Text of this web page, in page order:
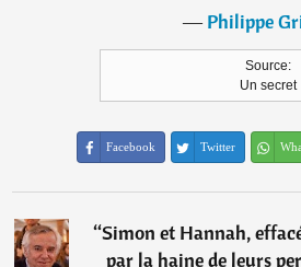
―Philippe
Source:
Un secret
Facebook Twitter
“Simon et Hannah,
par la haine de leurs